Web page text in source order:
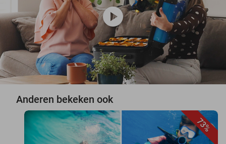
play_circle
Anderen bekeken ook
73%